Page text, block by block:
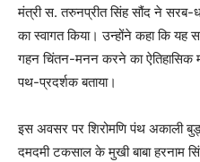
मंत्री स. तरुनप्रीत सिंह सौंद ने सरब-
का स्वागत किया। उन्होंने कहा कि यह
गहन चिंतन-मनन करने का
पथ-प्रदर्शक बताया।
इस अवसर पर शिरोमणि पंथ अकाली
दमदमी टकसाल के मुखी बाबा हरनाम